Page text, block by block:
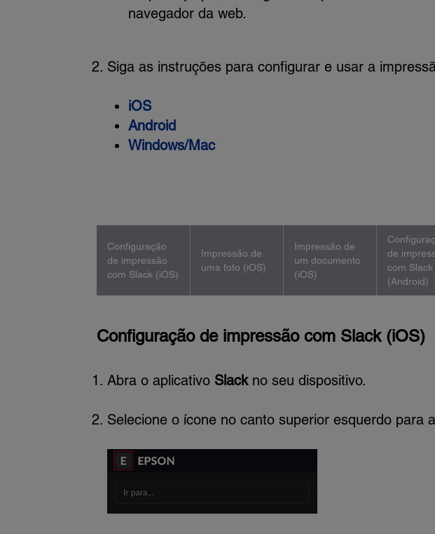
navegador da web.
Siga as instruções para configurar e usar a
iOS
Android
Windows/Mac
Configuração
de impressão
com Slack (iOS)
Impressão de
uma foto (iOS)
Impressão de
um documento
(iOS)
de
com Slack
(Android)
Configuração de impressão com Slack (iOS)
Abra o aplicativo Slackno seu dispositivo.
Selecione o ícone no canto superior esquerdo para